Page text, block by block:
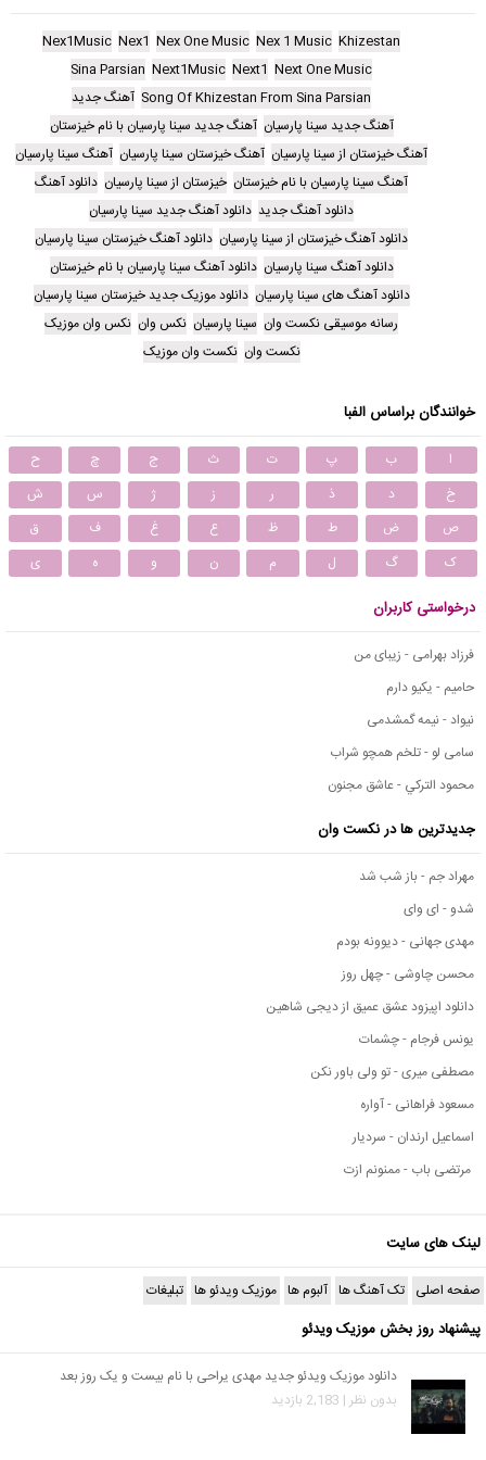
Khizestan
Nex 1 Music
Nex One Music
Nex1
Nex1Music
Next One Music
Next1
Next1Music
Sina Parsian
Song Of Khizestan From Sina Parsian آهنگ جدید
آهنگ جدید سینا پارسیان آهنگ جدید سینا پارسیان با نام خیزستان
آهنگ خیزستان از سینا پارسیان آهنگ خیزستان سینا پارسیان آهنگ سینا پارسیان
آهنگ سینا پارسیان با نام خیزستان خیزستان از سینا پارسیان دانلود آهنگ
دانلود آهنگ جدید دانلود آهنگ جدید سینا پارسیان
دانلود آهنگ خیزستان از سینا پارسیان دانلود آهنگ خیزستان سینا پارسیان
دانلود آهنگ سینا پارسیان دانلود آهنگ سینا پارسیان با نام خیزستان
دانلود آهنگ های سینا پارسیان دانلود موزیک جدید خیزستان سینا پارسیان
رسانه موسیقی نکست وان سینا پارسیان نکس وان نکس وان موزیک
نکست وان نکست وان موزیک
خوانندگان براساس الفبا
ا ب پ ت ث ج چ
ح
خ
د ذ ر ز ژ س
ش
ص
ض ط ظ ع غ ف
ق
ک
گ ل م ن و ه ی
درخواستی کاربران
فرزاد بهرامی - زیبای من
حامیم - یکیو دارم
نیواد - نیمه گمشدمی
سامی لو - تلخم همچو شراب
محمود التركي - عاشق مجنون
جدیدترین ها در نکست وان
مهراد جم - باز شب شد
شدو - ای وای
مهدی جهانی - دیوونه بودم
محسن چاوشی - چهل روز
دانلود اپیزود عشق عمیق از دیجی شاهین
یونس فرجام - چشمات
مصطفی میری - تو ولی باور نکن
مسعود فراهانی - آواره
اسماعیل ارندان - سردیار
مرتضی باب - ممنونم ازت
لینک های سایت
صفحه اصلی تک آهنگ ها آلبوم ها موزیک ویدئو ها تبلیغات
پیشنهاد روز بخش موزیک ویدئو
دانلود موزیک ویدئو جدید مهدی یراحی با نام بیست و یک روز بعد
بدون نظر | 2,183 بازدید